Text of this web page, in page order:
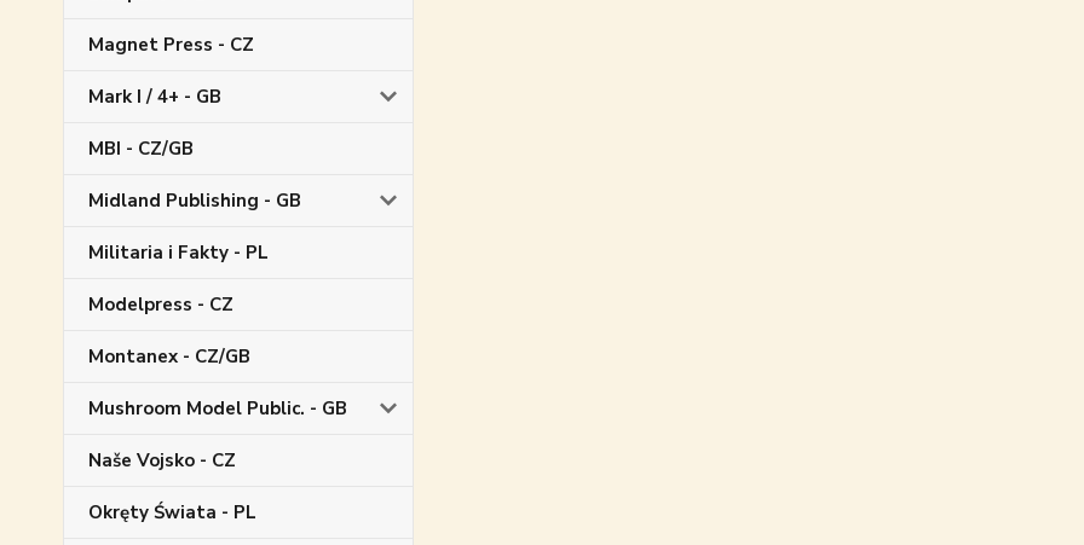
Magnet Press - CZ
Mark I / 4+ - GB
MBI - CZ/GB
Midland Publishing - GB
Militaria i Fakty - PL
Modelpress - CZ
Montanex - CZ/GB
Mushroom Model Public. - GB
Naše Vojsko - CZ
Okręty Świata - PL